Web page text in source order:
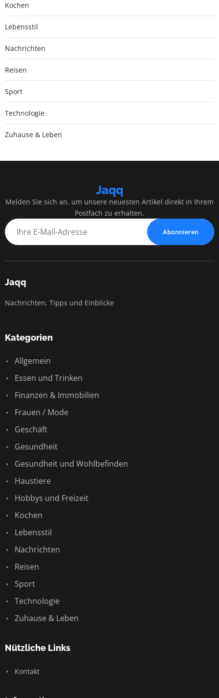
Kochen
Lebensstil
Nachrichten
Reisen
Sport
Technologie
Zuhause & Leben
Jaqq
Melden Sie sich an, um unsere neuesten Artikel direkt in Ihrem
Postfach zu erhalten.
Abonnieren
Jaqq
Nachrichten, Tipps und Einblicke
Kategorien
Allgemein
Essen und Trinken
Finanzen & Immobilien
Frauen / Mode
Geschäft
Gesundheit
Gesundheit und Wohlbefinden
Haustiere
Hobbys und Freizeit
Kochen
Lebensstil
Nachrichten
Reisen
Sport
Technologie
Zuhause & Leben
Nützliche Links
Kontakt